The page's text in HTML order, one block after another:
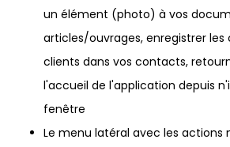
un élément (photo) à vos
articles/ouvrages, enregistrer les
clients dans vos contacts,
l'accueil de l'application depuis
fenêtre
Le menu latéral avec les actions